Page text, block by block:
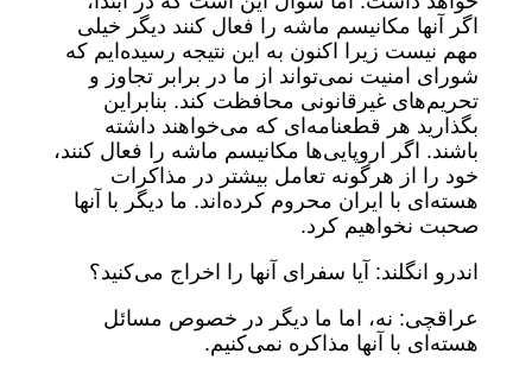
اگر آنها مکانیسم ماشه را فعال کنند دیگر خیلی
مهم نیست زیرا اکنون به این نتیجه رسیده‌ایم که
شورای امنیت نمی‌تواند از ما در برابر تجاوز و
تحریم‌های غیرقانونی محافظت کند. بنابراین
بگذارید هر قطعنامه‌ای که می‌خواهند داشته
باشند. اگر اروپایی‌ها مکانیسم ماشه را فعال کنند،
خود را از هرگونه تعامل بیشتر در مذاکرات
هسته‌ای با ایران محروم کرده‌اند. ما دیگر با آنها
صحبت نخواهیم کرد.
اندرو انگلند: آیا سفرای آنها را اخراج می‌کنید؟
عراقچی: نه، اما ما دیگر در خصوص مسائل
هسته‌ای با آنها مذاکره نمی‌کنیم.